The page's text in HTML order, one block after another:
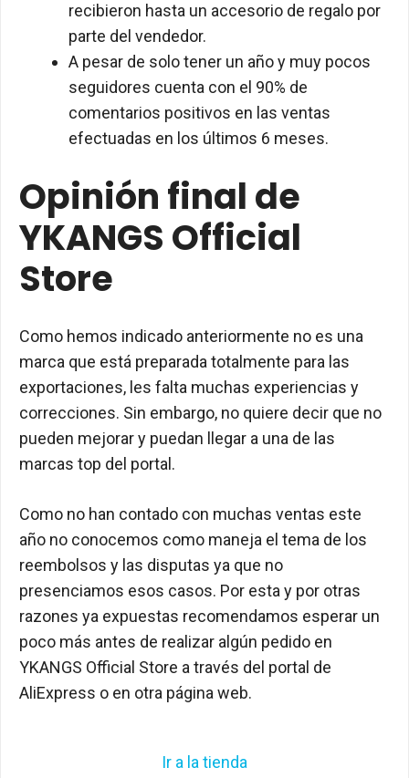
recibieron hasta un accesorio de regalo por
parte del vendedor.
A pesar de solo tener un año y muy pocos
seguidores cuenta con el 90% de
comentarios positivos en las ventas
efectuadas en los últimos 6 meses.
Opinión final de
YKANGS Official
Store
Como hemos indicado anteriormente no es una
marca que está preparada totalmente para las
exportaciones, les falta muchas experiencias y
correcciones. Sin embargo, no quiere decir que no
pueden mejorar y puedan llegar a una de las
marcas top del portal.
Como no han contado con muchas ventas este
año no conocemos como maneja el tema de los
reembolsos y las disputas ya que no
presenciamos esos casos. Por esta y por otras
razones ya expuestas recomendamos esperar un
poco más antes de realizar algún pedido en
YKANGS Official Store a través del portal de
AliExpress o en otra página web.
Ir a la tienda